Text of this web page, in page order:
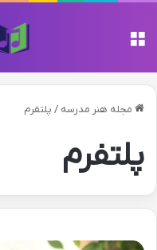
مجله هنر مدرسه / پلتفرم
پلتفرم